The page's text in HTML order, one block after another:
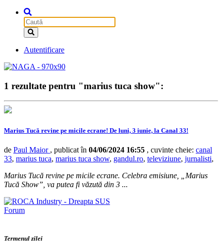
Autentificare
1 rezultate pentru "marius tuca show":
Marius Tucă revine pe micile ecrane! De luni, 3 iunie, la Canal 33!
de Paul Maior , publicat în 04/06/2024 16:55 , cuvinte cheie: canal
33, marius tuca, marius tuca show, gandul.ro, televiziune, jurnalisti,
Marius Tucă revine pe micile ecrane. Celebra emisiune, „Marius
Tucă Show”, va putea fi văzută din 3 ...
Forum
Termenul zilei